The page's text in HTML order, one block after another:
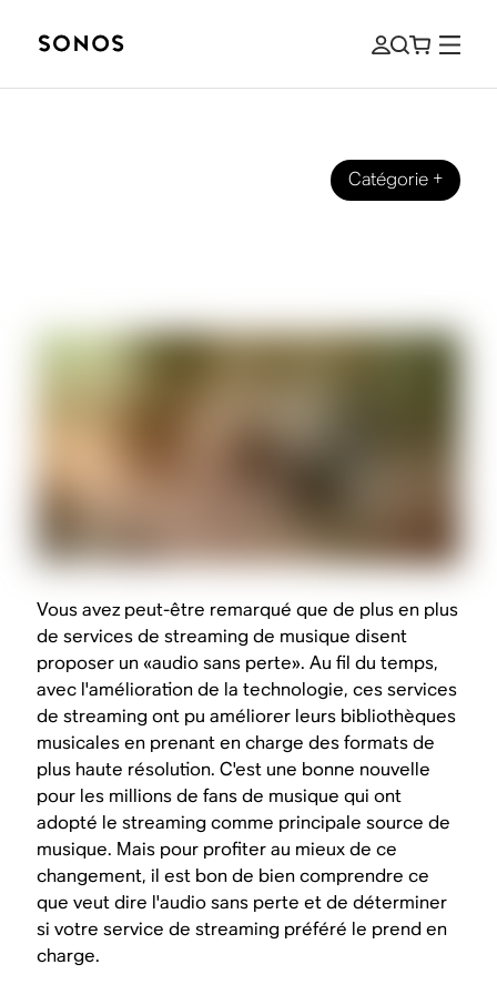
Catégorie+
Vous avez peut-être remarqué que de plus en plus
de services de streaming de musique disent
proposer un «audio sans perte». Au fil du temps,
avec l'amélioration de la technologie, ces services
de streaming ont pu améliorer leurs bibliothèques
musicales en prenant en charge des formats de
plus haute résolution. C'est une bonne nouvelle
pour les millions de fans de musique qui ont
adopté le streaming comme principale source de
musique. Mais pour profiter au mieux de ce
changement, il est bon de bien comprendre ce
que veut dire l'audio sans perte et de déterminer
si votre service de streaming préféré le prend en
charge.